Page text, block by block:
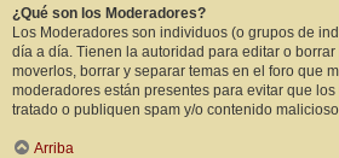
¿Qué son los Moderadores?
Los Moderadores son individuos (o grupos de
día a día. Tienen la autoridad para editar o
moverlos, borrar y separar temas en el foro que
moderadores están presentes para evitar que
tratado o publiquen spam y/o contenido
Arriba